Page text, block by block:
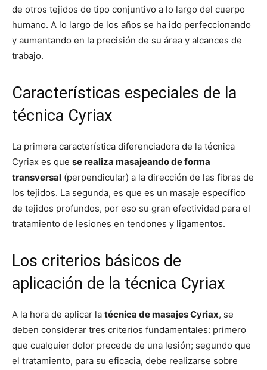
de otros tejidos de tipo conjuntivo a lo largo del cuerpo
humano. A lo largo de los años se ha ido perfeccionando
y aumentando en la precisión de su área y alcances de
trabajo.
Características especiales de la
técnica Cyriax
La primera característica diferenciadora de la técnica
Cyriax es que se realiza masajeando de forma
transversal (perpendicular) a la dirección de las fibras de
los tejidos. La segunda, es que es un masaje específico
de tejidos profundos, por eso su gran efectividad para el
tratamiento de lesiones en tendones y ligamentos.
Los criterios básicos de
aplicación de la técnica Cyriax
A la hora de aplicar la técnica de masajes Cyriax, se
deben considerar tres criterios fundamentales: primero
que cualquier dolor precede de una lesión; segundo que
el tratamiento, para su eficacia, debe realizarse sobre